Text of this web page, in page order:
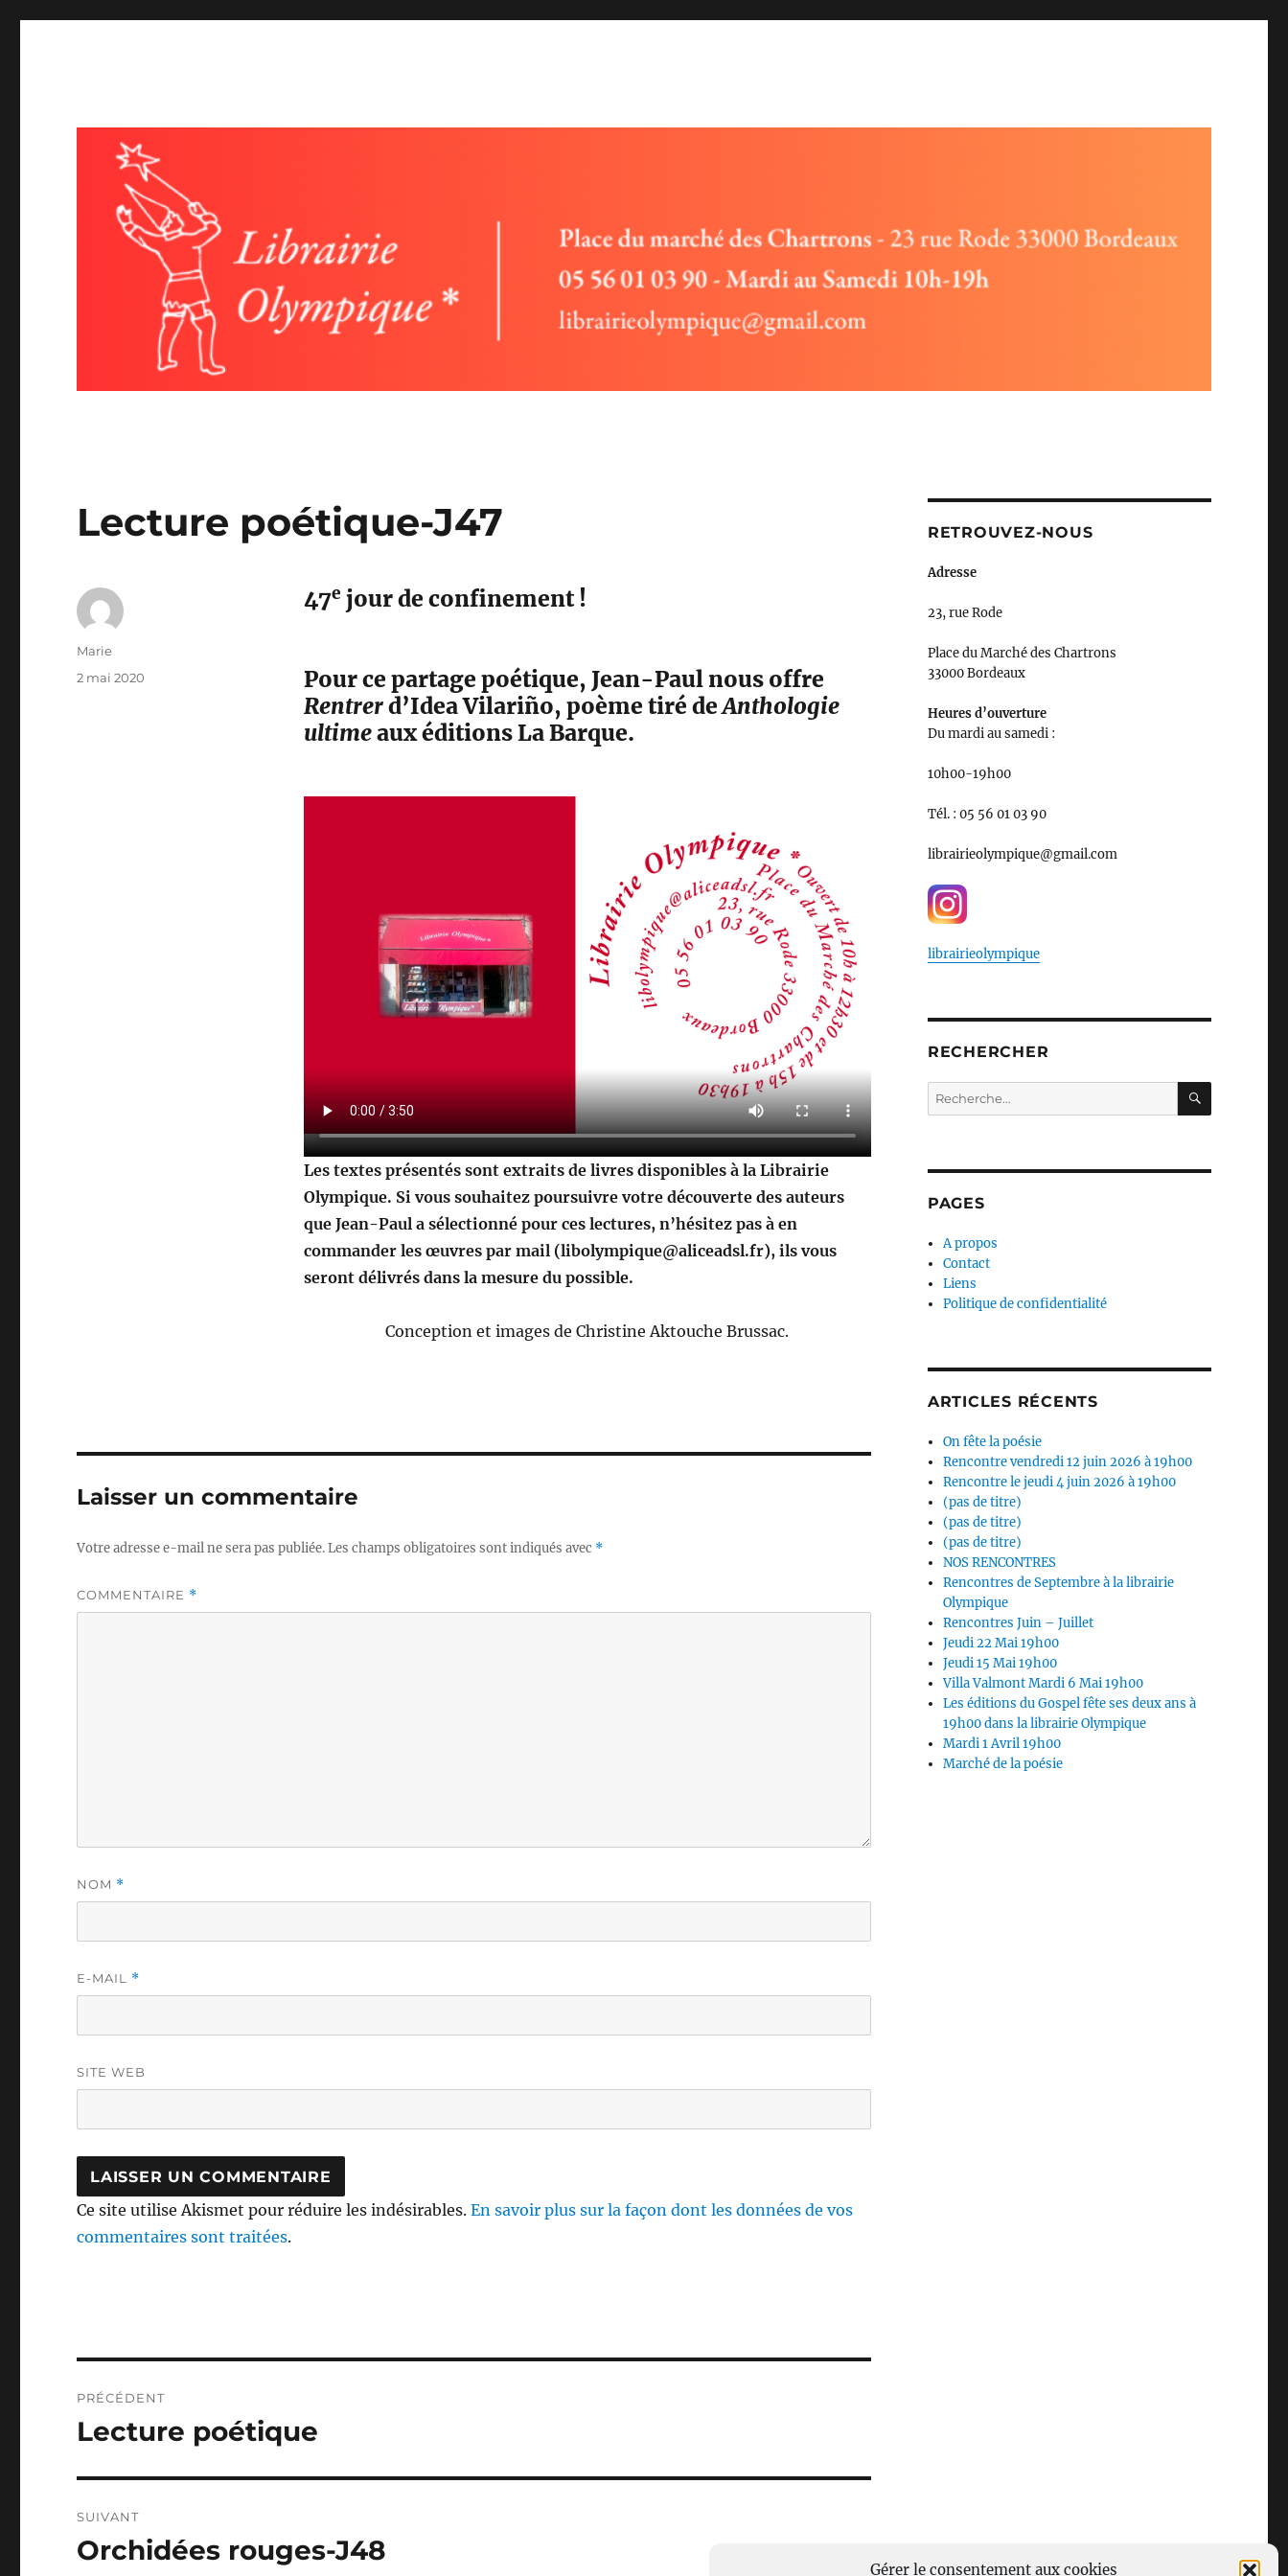
Gérer le consentement aux cookies
Lecture poétique-J47
47e jour de confinement !
Pour ce partage poétique, Jean-Paul nous offre
Rentrerd’Idea Vilariño, poème tiré deAnthologie
ultimeaux éditions La Barque.
Les textes présentés sont extraits de livres disponibles à la Librairie
Olympique. Si vous souhaitez poursuivre votre découverte des auteurs
que Jean-Paul a sélectionné pour ces lectures, n’hésitez pas à en
commander les œuvres par mail (libolympique@aliceadsl.fr), ils vous
seront délivrés dans la mesure du possible.
Conception et images de Christine Aktouche Brussac.
Auteur
Marie
Publié
2 mai 2020
Laisser un commentaire
Votre adresse e-mail ne sera pas publiée.Les champs obligatoires sont indiqués avec *
COMMENTAIRE *
NOM *
E-MAIL *
SITE WEB
Ce site utilise Akismet pour réduire les indésirables.En savoir plus sur la façon dont les données de vos
commentaires sont traitées.
de
PRÉCÉDENT
Publication
Lecture poétique
SUIVANT
Publication
Orchidées rouges-J48
RETROUVEZ-NOUS
Adresse
23, rue Rode
Place du Marché des Chartrons
33000 Bordeaux
Heures d’ouverture
Du mardi au samedi :
10h00-19h00
Tél. : 05 56 01 03 90
librairieolympique@gmail.com
librairieolympique
RECHERCHER
Recherche
pour :
PAGES
A propos
Contact
Liens
Politique de confidentialité
ARTICLES RÉCENTS
On fête la poésie
Rencontre vendredi 12 juin 2026 à 19h00
Rencontre le jeudi 4 juin 2026 à 19h00
(pas de titre)
(pas de titre)
(pas de titre)
NOS RENCONTRES
Rencontres de Septembre à la librairie
Olympique
Rencontres Juin – Juillet
Jeudi 22 Mai 19h00
Jeudi 15 Mai 19h00
Villa Valmont Mardi 6 Mai 19h00
Les éditions du Gospel fête ses deux ans à
19h00 dans la librairie Olympique
Mardi 1 Avril 19h00
Marché de la poésie